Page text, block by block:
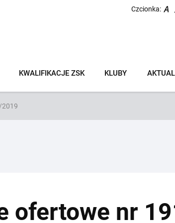
Czcionka:
KWALIFIKACJE ZSK KLUBY
2019
ofertowe nr